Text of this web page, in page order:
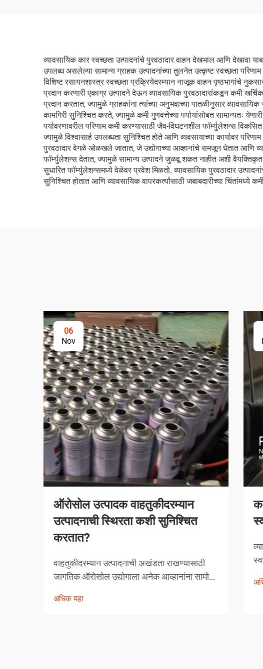
व्यावसायिक कार स्वच्छता उत्पादनांचे पुरवठादार वाहन देखभाल आणि देखावा
उपलब्ध असलेल्या सामान्य ग्राहक उत्पादनांच्या तुलनेत उत्कृष्ट स्वच्छता
विशिष्ट रसायनशास्त्र स्वच्छता प्रक्रियेदरम्यान नाजूक वाहन पृष्ठभागांचे
प्रदान करणारी एकाग्र उत्पादने देऊन व्यावसायिक पुरवठादारांकडून कमी
प्रदान करतात, ज्यामुळे ग्राहकांना त्यांच्या अनुभवाच्या पातळीनुसार
कामगिरी सुनिश्चित करते, ज्यामुळे कमी गुणवत्तेच्या पर्यायांसोबत सामान्यतः
पर्यावरणावरील परिणाम कमी करण्यासाठी जैव-विघटनशील फॉर्म्युलेशन्स
ज्यामुळे विश्वासार्ह उपलब्धता सुनिश्चित होते आणि व्यवसायाच्या कार्यावर
पुरवठादार वेगळे ओळखले जातात, जे उद्योगाच्या आव्हानांचे समजून घेतात आणि
फॉर्म्युलेशन्स देतात, ज्यामुळे सामान्य उत्पादने जुळवू शकत नाहीत अशी वैयक्तिकृत
सुधारित फॉर्म्युलेशन्समध्ये वेळेवर प्रवेश मिळतो. व्यावसायिक पुरवठादार
सुनिश्चित होतात आणि व्यावसायिक वापरकर्त्यांसाठी जबाबदारीच्या चिंतांमध्ये
06
Nov
ऑरोसोल उत्पादक वाहतुकीदरम्यान
उत्पादनाची स्थिरता कशी सुनिश्चित
करतात?
वाहतुकीदरम्यान उत्पादनाची अखंडता राखण्यासाठी
जागतिक ऑरोसोल उद्योगाला अनेक आव्हानांना सामोरे
आणि हाताळणीच्या समस्यांपासून मोकळे व्हायला
अधिक पहा